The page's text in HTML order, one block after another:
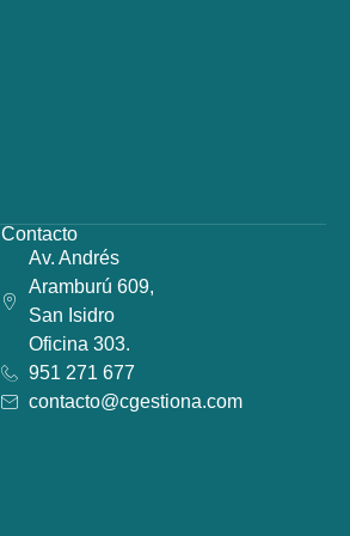
Contacto
Av. Andrés
Aramburú 609,
San Isidro
Oficina 303.
951 271 677
contacto@cgestiona.com